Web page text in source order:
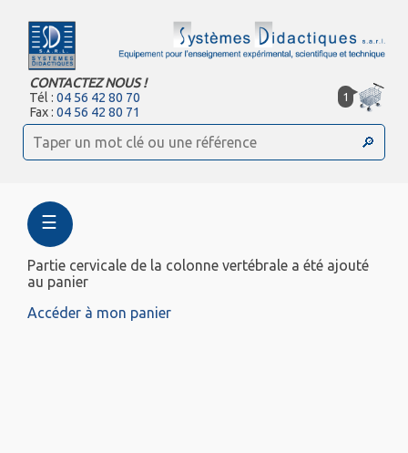
CONTACTEZ NOUS !
Tél :04 56 42 80 70
Fax :04 56 42 80 71
1
☰
Partie cervicale de la colonne vertébrale a été ajouté
au panier
Accéder à mon panier